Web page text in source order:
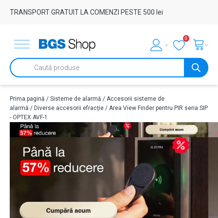
TRANSPORT GRATUIT LA COMENZI PESTE 500 lei
0
Products
search
Prima pagină / Sisteme de alarmă / Accesorii sisteme de
alarmă / Diverse accesorii efracție / Area View Finder pentru PIR seria SIP
- OPTEX AVF-1